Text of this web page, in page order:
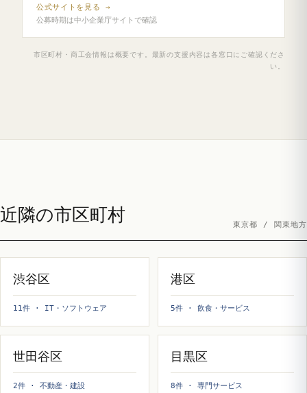
公式サイトを見る →
公募時期は中小企業庁サイトで確認
市区町村・商工会情報は概要です。最新の支援内容は各窓口にご確認くださ
い。
近隣の市区町村 東京都 / 関東地方
渋谷区
11件 · IT・ソフトウェア
港区
5件 · 飲食・サービス
世田谷区
2件 · 不動産・建設
目黒区
8件 · 専門サービス